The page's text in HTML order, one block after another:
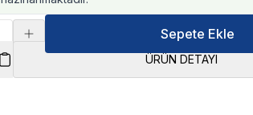
Sepete Ekle
ÜRÜN DETAYI